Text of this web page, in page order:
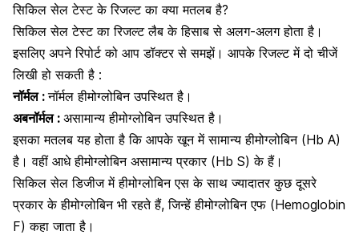
सिकिल सेल टेस्ट के रिजल्ट का क्या मतलब है?
सिकिल सेल टेस्ट का रिजल्ट लैब के हिसाब से अलग-अलग होता है।
इसलिए अपने रिपोर्ट को आप डॉक्टर से समझें। आपके रिजल्ट में दो चीजें
लिखी हो सकती है :
नॉर्मल :नॉर्मल हीमोग्लोबिन उपस्थित है।
अबनॉर्मल : असामान्य हीमोग्लोबिन उपस्थित है।
इसका मतलब यह होता है कि आपके खून में सामान्यहीमोग्लोबिन(Hb A)
है। वहीं आधे हीमोग्लोबिन असामान्य प्रकार (Hb S) के हैं।
सिकिल सेल डिजीज में हीमोग्लोबिन एस के साथ ज्यादातर कुछ दूसरे
प्रकार के हीमोग्लोबिन भी रहते हैं, जिन्हें हीमोग्लोबिन एफ (Hemoglobin
F) कहा जाता है।